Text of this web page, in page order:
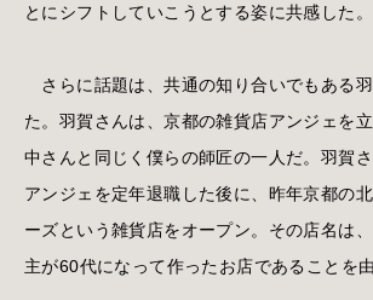
とにシフトしていこうとする姿に共感した。
さらに話題は、共通の知り合いでもある
た。羽賀さんは、京都の雑貨店アンジェを
中さんと同じく僕らの師匠の一人だ。羽賀
アンジェを定年退職した後に、昨年京都の
ーズという雑貨店をオープン。その店名は
主が60代になって作ったお店であることを